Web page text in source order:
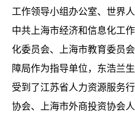
工作领导小组办公室、世界
中共上海市经济和信息化工
化委员会、上海市教育委员
障局作为指导单位，东浩兰
受到了江苏省人力资源服务
协会、上海市外商投资协会